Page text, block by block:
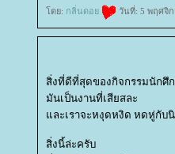
ดย: กลิ่นดอ วันที่: 5 พฤศจิก
สิ่งที่ดีที่สุดของกิจกรรมนักศึ
มันเป็นงานที่เสียสละ
ละเราจะหงุดหงิด หดหู่กับนิ
สิ่งนี้ล่ะครับ